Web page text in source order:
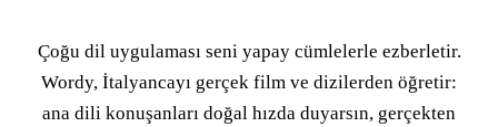
Çoğu dil uygulaması seni yapay cümlelerle ezberletir.
Wordy, İtalyancayı gerçek film ve dizilerden öğretir:
ana dili konuşanları doğal hızda duyarsın, gerçekten